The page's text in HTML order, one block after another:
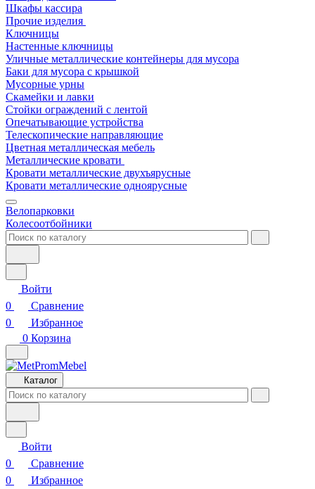
Шкафы кассира
Прочие изделия
Ключницы
Настенные ключницы
Уличные металлические контейнеры для мусора
Баки для мусора с крышкой
Мусорные урны
Скамейки и лавки
Стойки ограждений с лентой
Опечатывающие устройства
Телескопические направляющие
Цветная металлическая мебель
Металлические кровати
Кровати металлические двухъярусные
Кровати металлические одноярусные
Велопарковки
Колесоотбойники
Войти
0
Сравнение
0
Избранное
0 Корзина
Каталог
Войти
0
Сравнение
0
Избранное